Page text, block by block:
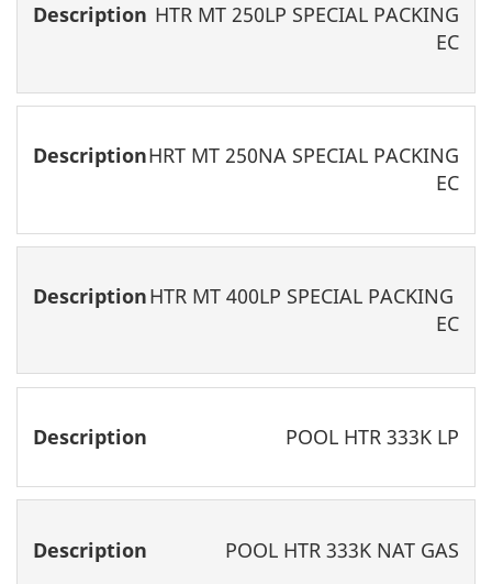
HTR MT 250LP SPECIAL PACKING
EC
HRT MT 250NA SPECIAL PACKING
EC
HTR MT 400LP SPECIAL PACKING
EC
POOL HTR 333K LP
POOL HTR 333K NAT GAS